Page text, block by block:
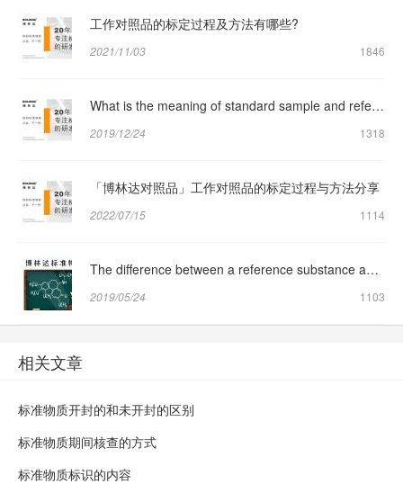
工作对照品的标定过程及方法有哪些?
2021/11/03 1846
What is the meaning of standard sample and reference sample respectively?
2019/12/24 1318
「博林达对照品」工作对照品的标定过程与方法分享
2022/07/15 1114
The difference between a reference substance and a reference substance
2019/05/24 1103
相关文章
标准物质开封的和未开封的区别
标准物质期间核查的方式
标准物质标识的内容